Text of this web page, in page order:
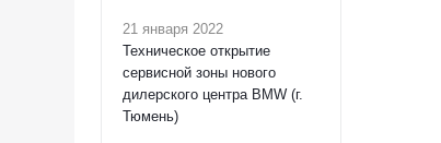
21 января 2022
Техническое открытие
сервисной зоны нового
дилерского центра BMW (г.
Тюмень)